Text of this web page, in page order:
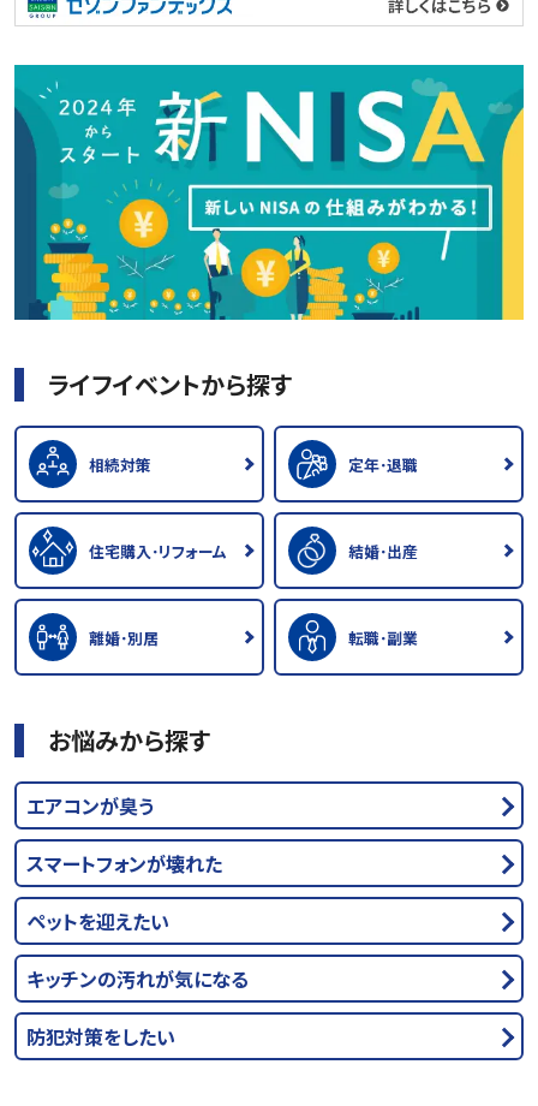
ライフイベントから探す
相続対策 定年･退職
住宅購入･リフォーム 結婚･出産
離婚･別居 転職･副業
お悩みから探す
エアコンが臭う
スマートフォンが壊れた
ペットを迎えたい
キッチンの汚れが気になる
防犯対策をしたい